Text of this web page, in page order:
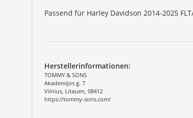
Passend für Harley Davidson 2014-2025
Herstellerinformationen:
TOMMY & SONS
Akademijos g. 7
Vilnius, Litauen, 08412
https://tommy-sons.com/